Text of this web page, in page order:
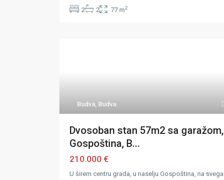
2 2 77 m2
Budva, Budva
Dvosoban stan 57m2 sa garažom,
Gospoština, B...
210.000 €
U širem centru grada, u naselju Gospoština, na svega